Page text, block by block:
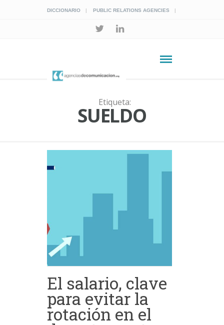
DICCIONARIO PUBLIC RELATIONS AGENCIES
Etiqueta:
SUELDO
El salario, clave
para evitar la
rotación en el